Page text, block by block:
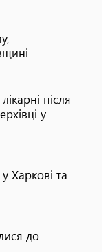
після
у
Харкові та
до